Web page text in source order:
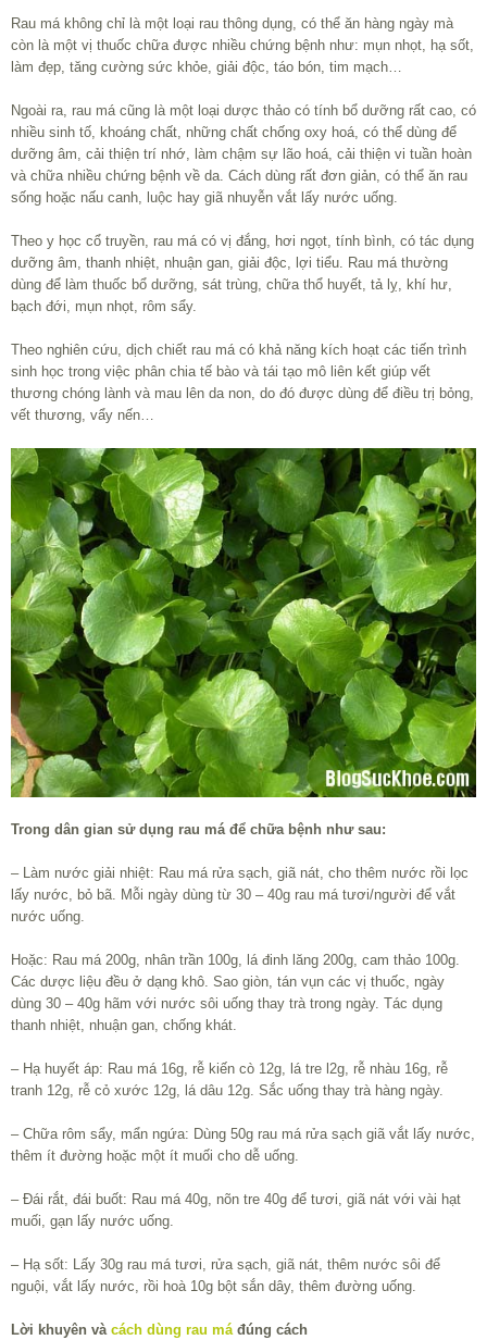
Rau má không chỉ là một loại rau thông dụng, có thể ăn hàng ngày mà
còn là một vị thuốc chữa được nhiều chứng bệnh như: mụn nhọt, hạ sốt,
làm đẹp, tăng cường sức khỏe, giải độc, táo bón, tim mạch…
Ngoài ra, rau má cũng là một loại dược thảo có tính bổ dưỡng rất cao, có
nhiều sinh tố, khoáng chất, những chất chống oxy hoá, có thể dùng để
dưỡng âm, cải thiện trí nhớ, làm chậm sự lão hoá, cải thiện vi tuần hoàn
và chữa nhiều chứng bệnh về da. Cách dùng rất đơn giản, có thể ăn rau
sống hoặc nấu canh, luộc hay giã nhuyễn vắt lấy nước uống.
Theo y học cổ truyền, rau má có vị đắng, hơi ngọt, tính bình, có tác dụng
dưỡng âm, thanh nhiệt, nhuận gan, giải độc, lợi tiểu. Rau má thường
dùng để làm thuốc bổ dưỡng, sát trùng, chữa thổ huyết, tả lỵ, khí hư,
bạch đới, mụn nhọt, rôm sẩy.
Theo nghiên cứu, dịch chiết rau má có khả năng kích hoạt các tiến trình
sinh học trong việc phân chia tế bào và tái tạo mô liên kết giúp vết
thương chóng lành và mau lên da non, do đó được dùng để điều trị bỏng,
vết thương, vẩy nến…
Trong dân gian sử dụng rau má để chữa bệnh như sau:
– Làm nước giải nhiệt: Rau má rửa sạch, giã nát, cho thêm nước rồi lọc
lấy nước, bỏ bã. Mỗi ngày dùng từ 30 – 40g rau má tươi/người để vắt
nước uống.
Hoặc: Rau má 200g, nhân trần 100g, lá đinh lăng 200g, cam thảo 100g.
Các dược liệu đều ở dạng khô. Sao giòn, tán vụn các vị thuốc, ngày
dùng 30 – 40g hãm với nước sôi uống thay trà trong ngày. Tác dụng
thanh nhiệt, nhuận gan, chống khát.
– Hạ huyết áp: Rau má 16g, rễ kiến cò 12g, lá tre l2g, rễ nhàu 16g, rễ
tranh 12g, rễ cỏ xước 12g, lá dâu 12g. Sắc uống thay trà hàng ngày.
– Chữa rôm sẩy, mẩn ngứa: Dùng 50g rau má rửa sạch giã vắt lấy nước,
thêm ít đường hoặc một ít muối cho dễ uống.
– Đái rắt, đái buốt: Rau má 40g, nõn tre 40g để tươi, giã nát với vài hạt
muối, gạn lấy nước uống.
– Hạ sốt: Lấy 30g rau má tươi, rửa sạch, giã nát, thêm nước sôi để
nguội, vắt lấy nước, rồi hoà 10g bột sắn dây, thêm đường uống.
Lời khuyên và cách dùng rau máđúng cách